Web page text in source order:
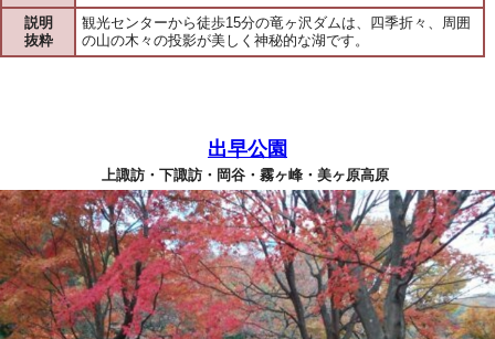
説明
抜粋
観光センターから徒歩15分の竜ヶ沢ダムは、四季折々、周囲
の山の木々の投影が美しく神秘的な湖です。
出早公園
上諏訪・下諏訪・岡谷・霧ヶ峰・美ヶ原高原